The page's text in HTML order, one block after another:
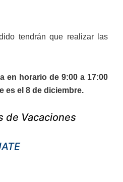
tendrán que realizar las
en horario de 9:00 a 17:00
es el 8 de diciembre.
de Vacaciones